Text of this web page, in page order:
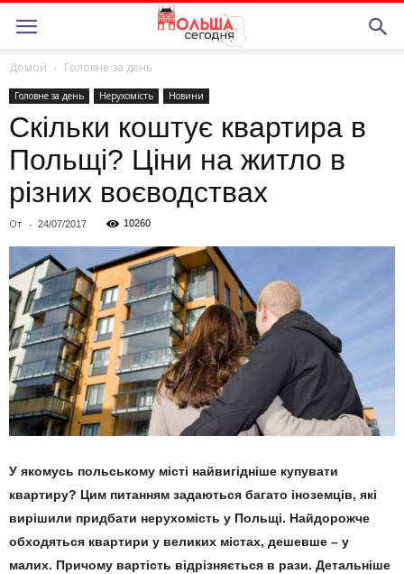
Домой Головне за день
Головне за день Нерухомiсть Новини
Скільки коштує квартира в
Польщі? Ціни на житло в
різних воєводствах
От - 24/07/2017 10260
У якомусь польському місті найвигідніше купувати
квартиру? Цим питанням задаються багато іноземців, які
вирішили придбати нерухомість у Польщі. Найдорожче
обходяться квартири у великих містах, дешевше – у
малих. Причому вартість відрізняється в рази. Детальніше